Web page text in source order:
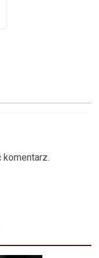
komentarz.